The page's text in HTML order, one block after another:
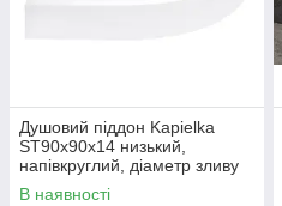
Душовий піддон Kapielka
ST90x90x14 низький,
напівкруглий, діаметр зливу
52 мм Lidz
В наявності